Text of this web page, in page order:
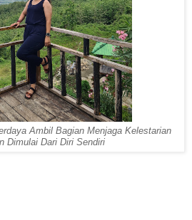
Ambil Bagian Menjaga Kelestarian
Dimulai Dari Diri Sendiri